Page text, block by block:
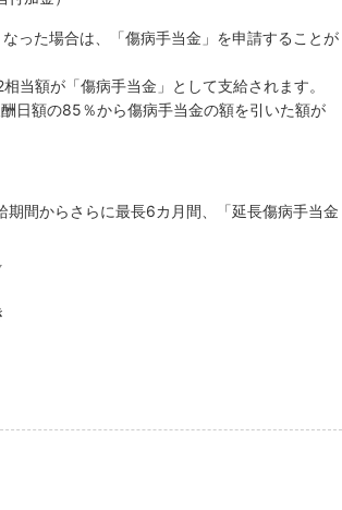
った場合は、「傷病手当金」を申請することが
当額が「傷病手当金」として支給されます。
日額の85％から傷病手当金の額を引いた額が
間からさらに最長6カ月間、「延長傷病手当金